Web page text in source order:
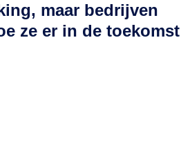
maar bedrijven
ze er in de toekomst